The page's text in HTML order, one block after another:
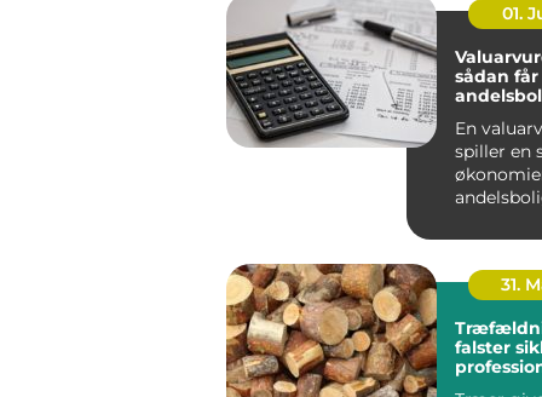
01.
sådan får
En
spiller en
31.
falster sikkert,